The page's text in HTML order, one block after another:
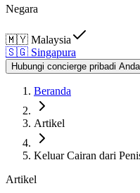
Negara
🇲🇾 Malaysia
🇸🇬 Singapura
Hubungi concierge pribadi Anda
Beranda
Artikel
Keluar Cairan dari
Artikel